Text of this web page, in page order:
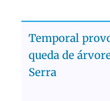
Temporal
queda de
Serra